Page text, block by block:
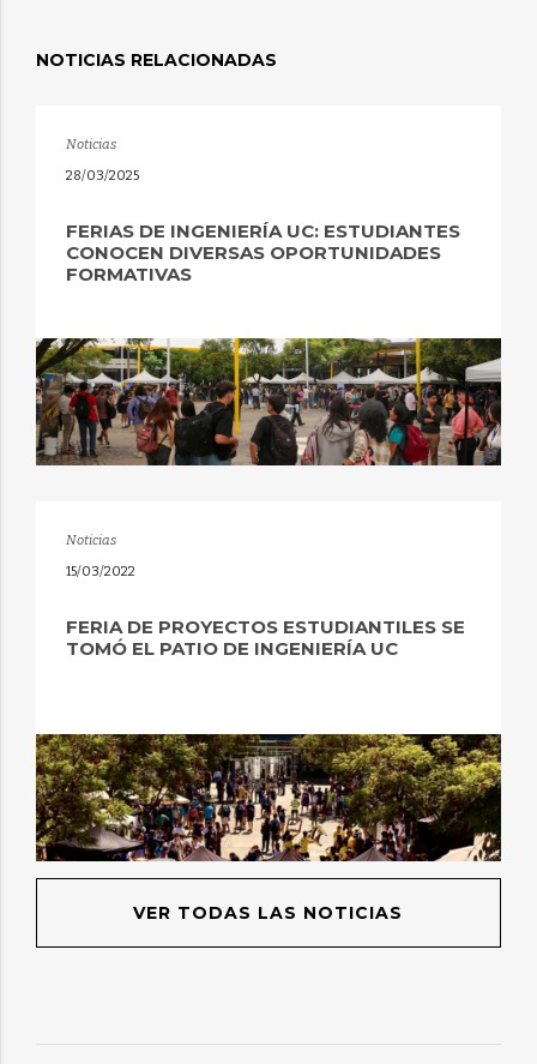
NOTICIAS RELACIONADAS
Noticias
28/03/2025
FERIAS DE INGENIERÍA UC: ESTUDIANTES
CONOCEN DIVERSAS OPORTUNIDADES
FORMATIVAS
Noticias
15/03/2022
FERIA DE PROYECTOS ESTUDIANTILES SE
TOMÓ EL PATIO DE INGENIERÍA UC
VER TODAS LAS NOTICIAS